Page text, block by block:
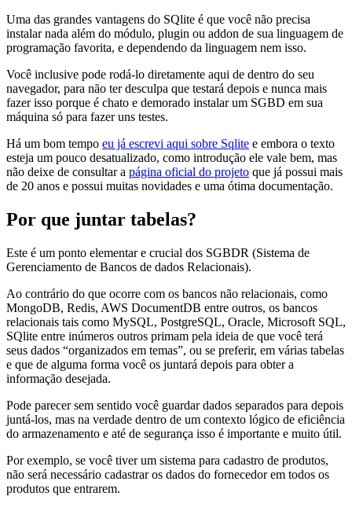
Uma das grandes vantagens do SQlite é que você não precisa
instalar nada além do módulo, plugin ou addon de sua linguagem de
programação favorita, e dependendo da linguagem nem isso.
Você inclusive pode rodá-lo diretamente aqui de dentro do seu
navegador, para não ter desculpa que testará depois e nunca mais
fazer isso porque é chato e demorado instalar um SGBD em sua
máquina só para fazer uns testes.
Há um bom tempo eu já escrevi aqui sobre Sqlite e embora o texto
esteja um pouco desatualizado, como introdução ele vale bem, mas
não deixe de consultar a página oficial do projeto que já possui mais
de 20 anos e possui muitas novidades e uma ótima documentação.
Por que juntar tabelas?
Este é um ponto elementar e crucial dos SGBDR (Sistema de
Gerenciamento de Bancos de dados Relacionais).
Ao contrário do que ocorre com os bancos não relacionais, como
MongoDB, Redis, AWS DocumentDB entre outros, os bancos
relacionais tais como MySQL, PostgreSQL, Oracle, Microsoft SQL,
SQlite entre inúmeros outros primam pela ideia de que você terá
seus dados “organizados em temas”, ou se preferir, em várias tabelas
e que de alguma forma você os juntará depois para obter a
informação desejada.
Pode parecer sem sentido você guardar dados separados para depois
juntá-los, mas na verdade dentro de um contexto lógico de eficiência
do armazenamento e até de segurança isso é importante e muito útil.
Por exemplo, se você tiver um sistema para cadastro de produtos,
não será necessário cadastrar os dados do fornecedor em todos os
produtos que entrarem.